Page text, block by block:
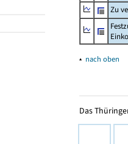
Zu
▴ nach oben
Das